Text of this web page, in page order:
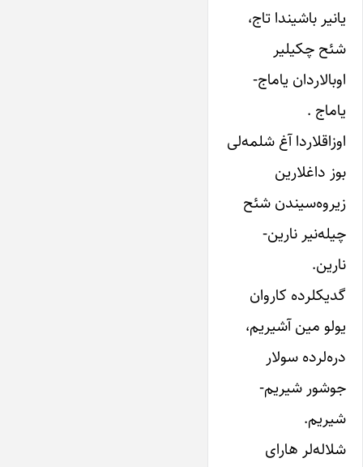
یانیر باشیندا تاج‌،
شئح‌ چکیلیر
اوبالاردان‌ یاماج‌-
یاماج‌ .
اوزاقلاردا آغ‌ شلمه‌لی‌
بوز داغلارین‌
زیروه‌سیندن‌ شئح
چیله‌نیر نارین‌-
نارین‌.
گدیکلرده‌ کاروان‌
یولو مین‌ آشیریم‌،
دره‌لرده‌ سولار
جوشور شیریم‌-
شیریم‌.
شلاله‌لر هارای‌